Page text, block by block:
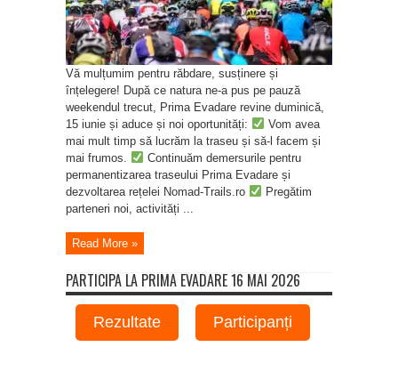
Vă mulțumim pentru răbdare, susținere și
înțelegere! După ce natura ne-a pus pe pauză
weekendul trecut, Prima Evadare revine duminică,
15 iunie și aduce și noi oportunități:
Vom avea
mai mult timp să lucrăm la traseu și să-l facem și
mai frumos.
Continuăm demersurile pentru
permanentizarea traseului Prima Evadare și
dezvoltarea rețelei Nomad-Trails.ro
Pregătim
parteneri noi, activități ...
Read More »
PARTICIPA LA PRIMA EVADARE 16 MAI 2026
Rezultate Participanți